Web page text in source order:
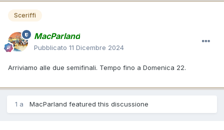
Sceriffi
MacParland
Pubblicato 11 Dicembre 2024
Arriviamo alle due semifinali. Tempo fino a Domenica 22.
1 a MacParland featured this discussione